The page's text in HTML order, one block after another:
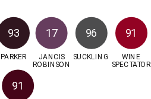
93
PARKER
17
JANCIS
ROBINSON
96
SUCKLING
91
WINE
SPECTATOR
91